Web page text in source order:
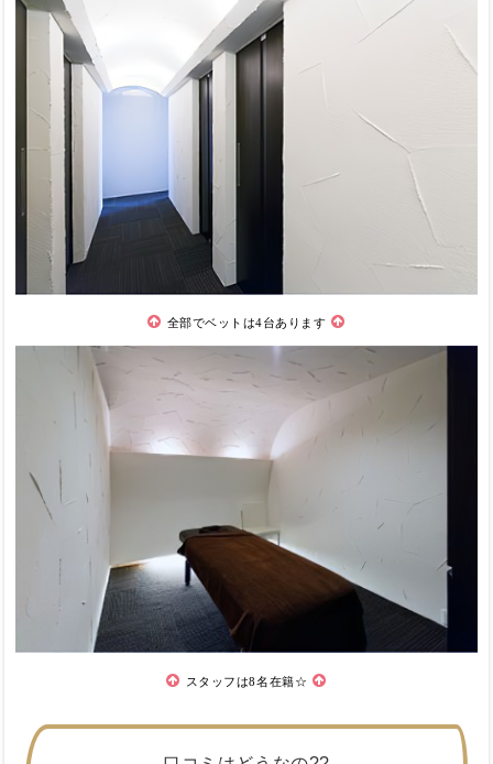
全部でベットは4台あります
スタッフは8名在籍☆